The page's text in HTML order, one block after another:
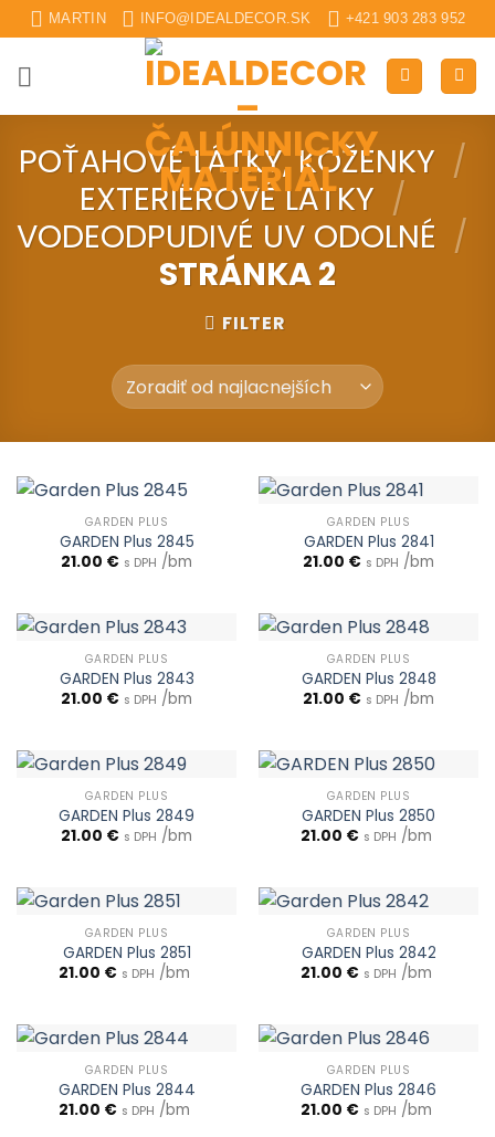
Skip
to
content
MARTIN INFO@IDEALDECOR.SK +421 903 283 952
POŤAHOVÉ LÁTKY, KOŽENKY /
EXTERIÉROVÉ LÁTKY /
VODEODPUDIVÉ UV ODOLNÉ /
STRÁNKA 2
FILTER
GARDEN PLUS
GARDEN Plus 2845
21.00 € s DPH /bm
GARDEN PLUS
GARDEN Plus 2841
21.00 € s DPH /bm
GARDEN PLUS
GARDEN Plus 2843
21.00 € s DPH /bm
GARDEN PLUS
GARDEN Plus 2848
21.00 € s DPH /bm
GARDEN PLUS
GARDEN Plus 2849
21.00 € s DPH /bm
GARDEN PLUS
GARDEN Plus 2850
21.00 € s DPH /bm
GARDEN PLUS
GARDEN Plus 2851
21.00 € s DPH /bm
GARDEN PLUS
GARDEN Plus 2842
21.00 € s DPH /bm
GARDEN PLUS
GARDEN Plus 2844
21.00 € s DPH /bm
GARDEN PLUS
GARDEN Plus 2846
21.00 € s DPH /bm